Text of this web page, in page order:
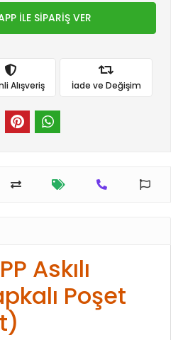
İLE SİPARİŞ VER
Alışveriş İade ve Değişim
Askılı
Poşet